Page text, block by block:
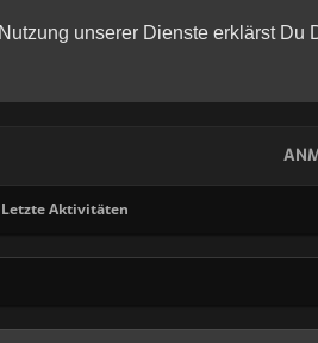
unserer Dienste erklärst Du
Letzte Aktivitäten